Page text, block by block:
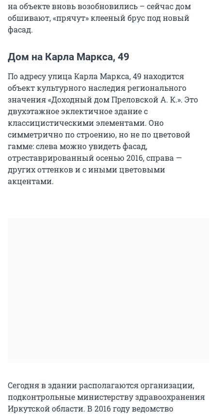
на объекте вновь возобновились – сейчас дом
обшивают, «прячут» клееный брус под новый
фасад.
Дом на Карла Маркса, 49
По адресу улица Карла Маркса, 49 находится
объект культурного наследия регионального
значения «Доходный дом Преловской А. К.». Это
двухэтажное эклектичное здание с
классицистическими элементами. Оно
симметрично по строению, но не по цветовой
гамме: слева можно увидеть фасад,
отреставрированный осенью 2016, справа —
других оттенков и с иными цветовыми
акцентами.
Сегодня в здании располагаются организации,
подконтрольные министерству здравоохранения
Иркутской области. В 2016 году ведомство